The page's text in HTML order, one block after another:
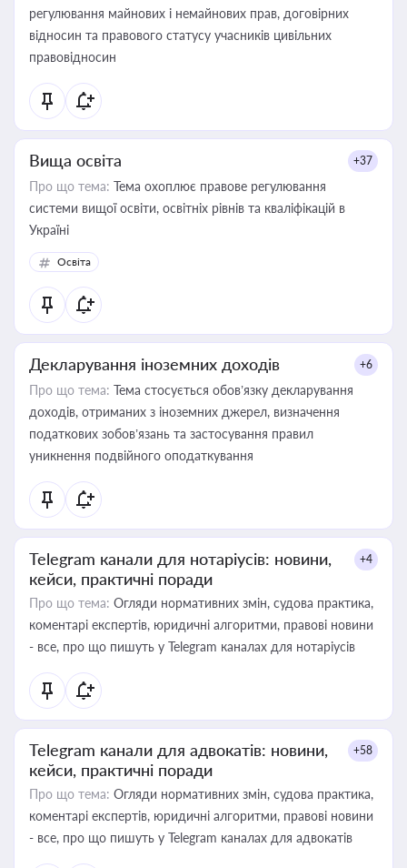
регулювання майнових і немайнових прав, договірних
відносин та правового статусу учасників цивільних
правовідносин
Вища освіта +37
Про що тема: Тема охоплює правове регулювання
системи вищої освіти, освітніх рівнів та кваліфікацій в
Україні
Освіта
Декларування іноземних доходів +6
Про що тема: Тема стосується обов’язку декларування
доходів, отриманих з іноземних джерел, визначення
податкових зобов’язань та застосування правил
уникнення подвійного оподаткування
Telegram канали для нотаріусів: новини,
кейси, практичні поради
+4
Про що тема: Огляди нормативних змін, судова практика,
коментарі експертів, юридичні алгоритми, правові новини
- все, про що пишуть у Telegram каналах для нотаріусів
Telegram канали для адвокатів: новини,
кейси, практичні поради
+58
Про що тема: Огляди нормативних змін, судова практика,
коментарі експертів, юридичні алгоритми, правові новини
- все, про що пишуть у Telegram каналах для адвокатів